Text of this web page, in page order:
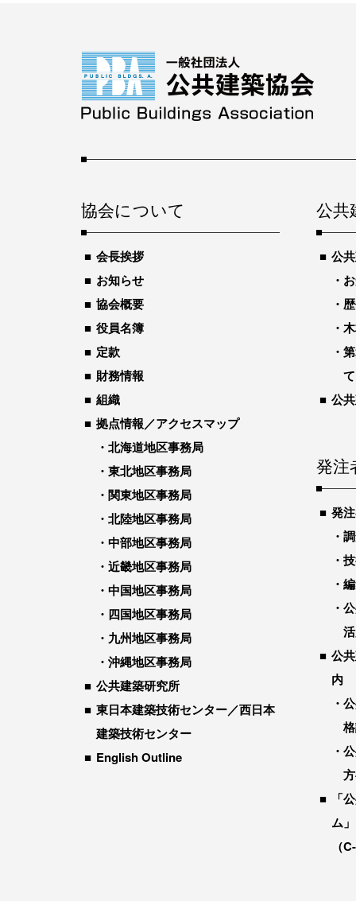
協会について
会長挨拶
お知らせ
協会概要
役員名簿
定款
財務情報
組織
拠点情報／アクセスマップ
北海道地区事務局
東北地区事務局
関東地区事務局
北陸地区事務局
中部地区事務局
近畿地区事務局
中国地区事務局
四国地区事務局
九州地区事務局
沖縄地区事務局
公共建築研究所
東日本建築技術センター／西日本
建築技術センター
English Outline
公共
公
て
公
発注
発
公
内
「
ム」
（